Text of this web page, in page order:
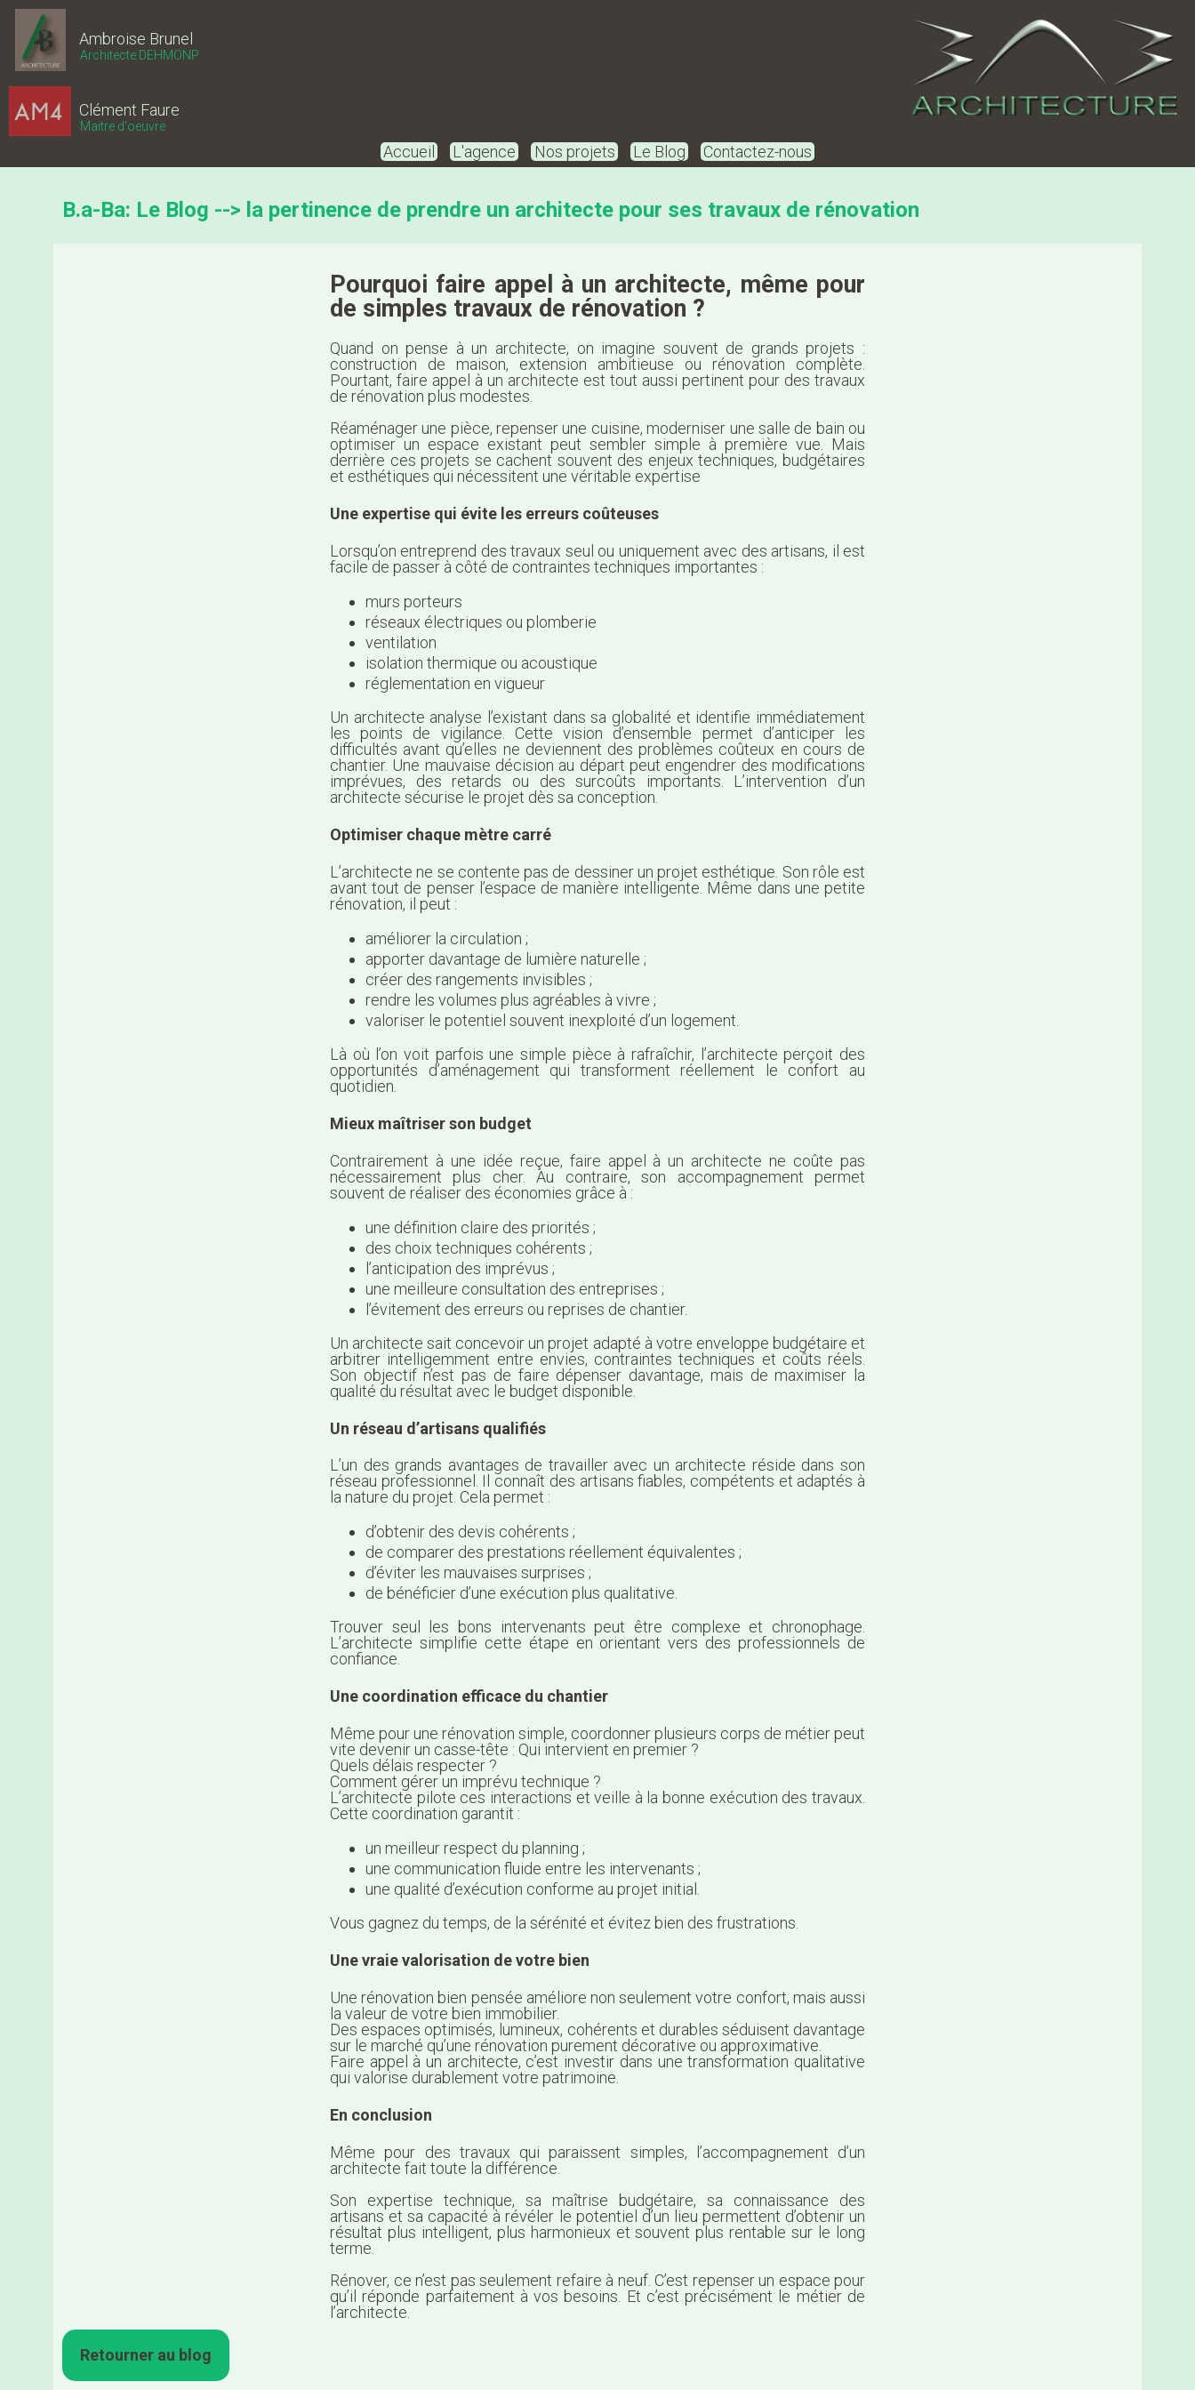
Ambroise Brunel
Architecte DEHMONP
Clément Faure
Maitre d'oeuvre
Accueil L'agence Nos projets Le Blog Contactez-nous
B.a-Ba: Le Blog --> la pertinence de prendre un architecte pour ses travaux de rénovation
Pourquoi faire appel à un architecte, même pour
de simples travaux de rénovation ?
Quand on pense à un architecte, on imagine souvent de grands projets :
construction de maison, extension ambitieuse ou rénovation complète.
Pourtant, faire appel à un architecte est tout aussi pertinent pour des travaux
de rénovation plus modestes.
Réaménager une pièce, repenser une cuisine, moderniser une salle de bain ou
optimiser un espace existant peut sembler simple à première vue. Mais
derrière ces projets se cachent souvent des enjeux techniques, budgétaires
et esthétiques qui nécessitent une véritable expertise
Une expertise qui évite les erreurs coûteuses
Lorsqu’on entreprend des travaux seul ou uniquement avec des artisans, il est
facile de passer à côté de contraintes techniques importantes :
murs porteurs
réseaux électriques ou plomberie
ventilation
isolation thermique ou acoustique
réglementation en vigueur
Un architecte analyse l’existant dans sa globalité et identifie immédiatement
les points de vigilance. Cette vision d’ensemble permet d’anticiper les
difficultés avant qu’elles ne deviennent des problèmes coûteux en cours de
chantier. Une mauvaise décision au départ peut engendrer des modifications
imprévues, des retards ou des surcoûts importants. L’intervention d’un
architecte sécurise le projet dès sa conception.
Optimiser chaque mètre carré
L’architecte ne se contente pas de dessiner un projet esthétique. Son rôle est
avant tout de penser l’espace de manière intelligente. Même dans une petite
rénovation, il peut :
améliorer la circulation ;
apporter davantage de lumière naturelle ;
créer des rangements invisibles ;
rendre les volumes plus agréables à vivre ;
valoriser le potentiel souvent inexploité d’un logement.
Là où l’on voit parfois une simple pièce à rafraîchir, l’architecte perçoit des
opportunités d’aménagement qui transforment réellement le confort au
quotidien.
Mieux maîtriser son budget
Contrairement à une idée reçue, faire appel à un architecte ne coûte pas
nécessairement plus cher. Au contraire, son accompagnement permet
souvent de réaliser des économies grâce à :
une définition claire des priorités ;
des choix techniques cohérents ;
l’anticipation des imprévus ;
une meilleure consultation des entreprises ;
l’évitement des erreurs ou reprises de chantier.
Un architecte sait concevoir un projet adapté à votre enveloppe budgétaire et
arbitrer intelligemment entre envies, contraintes techniques et coûts réels.
Son objectif n’est pas de faire dépenser davantage, mais de maximiser la
qualité du résultat avec le budget disponible.
Un réseau d’artisans qualifiés
L’un des grands avantages de travailler avec un architecte réside dans son
réseau professionnel. Il connaît des artisans fiables, compétents et adaptés à
la nature du projet. Cela permet :
d’obtenir des devis cohérents ;
de comparer des prestations réellement équivalentes ;
d’éviter les mauvaises surprises ;
de bénéficier d’une exécution plus qualitative.
Trouver seul les bons intervenants peut être complexe et chronophage.
L’architecte simplifie cette étape en orientant vers des professionnels de
confiance.
Une coordination efficace du chantier
Même pour une rénovation simple, coordonner plusieurs corps de métier peut
vite devenir un casse-tête : Qui intervient en premier ?
Quels délais respecter ?
Comment gérer un imprévu technique ?
L’architecte pilote ces interactions et veille à la bonne exécution des travaux.
Cette coordination garantit :
un meilleur respect du planning ;
une communication fluide entre les intervenants ;
une qualité d’exécution conforme au projet initial.
Vous gagnez du temps, de la sérénité et évitez bien des frustrations.
Une vraie valorisation de votre bien
Une rénovation bien pensée améliore non seulement votre confort, mais aussi
la valeur de votre bien immobilier.
Des espaces optimisés, lumineux, cohérents et durables séduisent davantage
sur le marché qu’une rénovation purement décorative ou approximative.
Faire appel à un architecte, c’est investir dans une transformation qualitative
qui valorise durablement votre patrimoine.
En conclusion
Même pour des travaux qui paraissent simples, l’accompagnement d’un
architecte fait toute la différence.
Son expertise technique, sa maîtrise budgétaire, sa connaissance des
artisans et sa capacité à révéler le potentiel d’un lieu permettent d’obtenir un
résultat plus intelligent, plus harmonieux et souvent plus rentable sur le long
terme.
Rénover, ce n’est pas seulement refaire à neuf. C’est repenser un espace pour
qu’il réponde parfaitement à vos besoins. Et c’est précisément le métier de
l’architecte.
Retourner au blog